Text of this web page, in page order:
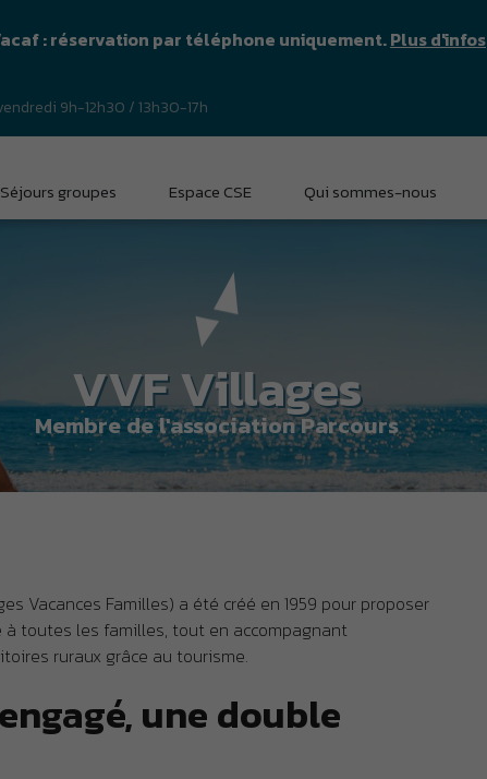
: réservation par téléphone uniquement.Plus d'infos
9h-12h30 / 13h30-17h
Séjours groupes Espace CSE Qui sommes-nous
VVF Villages
Membre de l'association Parcours
Vacances Familles) a été créé en 1959 pour proposer
à toutes les familles, tout en accompagnant
ruraux grâce au tourisme.
une double